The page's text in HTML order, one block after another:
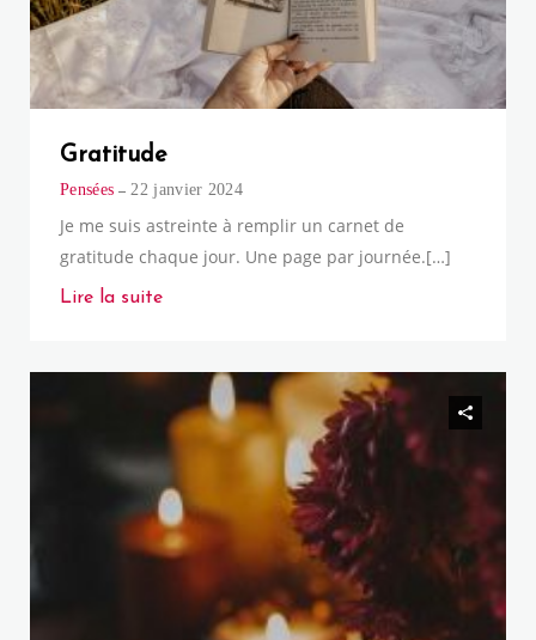
Gratitude
Pensées 22 janvier 2024
Je me suis astreinte à remplir un carnet de
gratitude chaque jour. Une page par journée.[…]
Lire la suite